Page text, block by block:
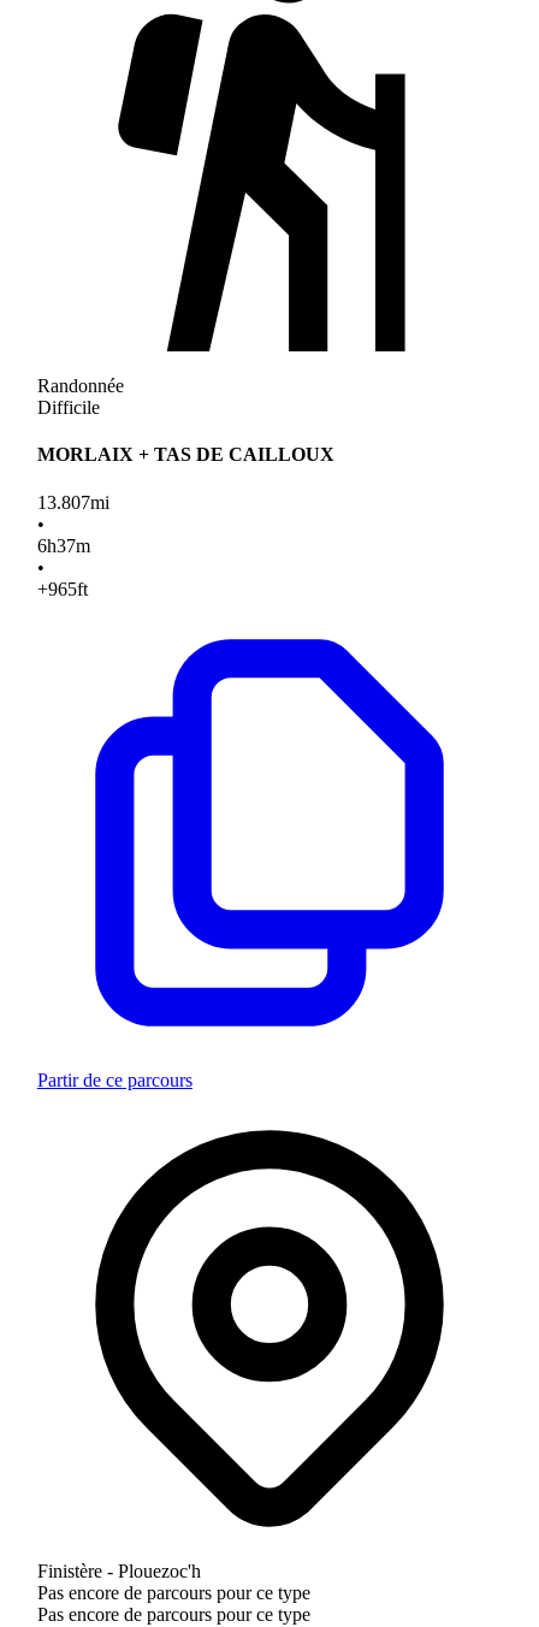
Randonnée
Difficile
MORLAIX + TAS DE CAILLOUX
13.807mi
•
6h37m
•
+965ft
Partir de ce parcours
Finistère - Plouezoc'h
Pas encore de parcours pour ce type
Pas encore de parcours pour ce type